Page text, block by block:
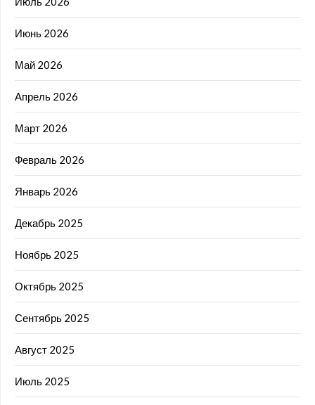
Июнь 2026
Май 2026
Апрель 2026
Март 2026
Февраль 2026
Январь 2026
Декабрь 2025
Ноябрь 2025
Октябрь 2025
Сентябрь 2025
Август 2025
Июль 2025